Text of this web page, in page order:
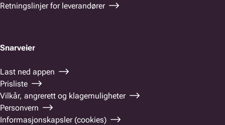
Retningslinjer for leverandører
Snarveier
Last ned appen
Prisliste
Vilkår, angrerett og klagemuligheter
Personvern
Informasjonskapsler (cookies)